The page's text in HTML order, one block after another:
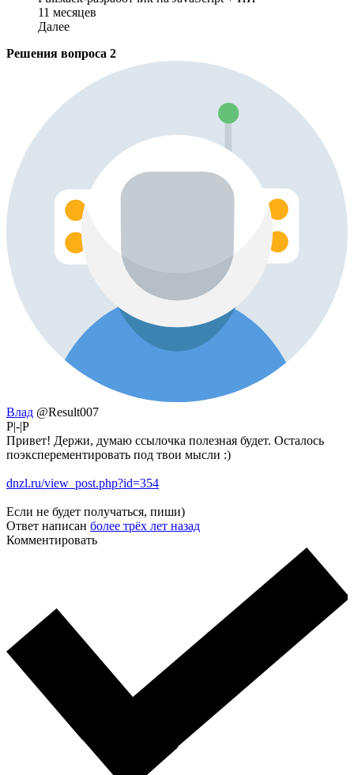
11 месяцев
Далее
Решения вопроса 2
Влад @Result007
P|-|P
Привет! Держи, думаю ссылочка полезная будет. Осталось
поэксперементировать под твои мысли :)
dnzl.ru/view_post.php?id=354
Если не будет получаться, пиши)
Ответ написан более трёх лет назад
Комментировать